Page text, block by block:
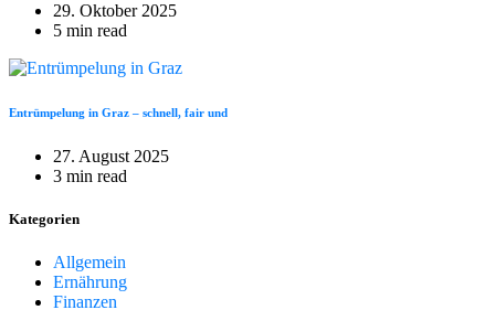
29. Oktober 2025
5 min read
Entrümpelung in Graz – schnell, fair und
27. August 2025
3 min read
Kategorien
Allgemein
Ernährung
Finanzen